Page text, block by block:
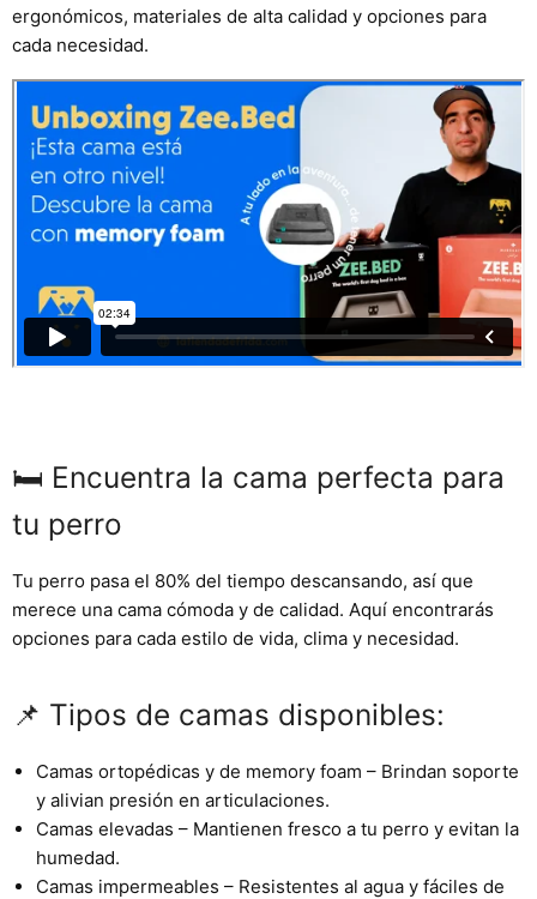
ergonómicos, materiales de alta calidad y opciones para
cada necesidad.
🛏️ Encuentra la cama perfecta para
tu perro
Tu perro pasa el 80% del tiempo descansando, así que
merece una cama cómoda y de calidad. Aquí encontrarás
opciones para cada estilo de vida, clima y necesidad.
📌 Tipos de camas disponibles:
Camas ortopédicas y de memory foam – Brindan soporte
y alivian presión en articulaciones.
Camas elevadas – Mantienen fresco a tu perro y evitan la
humedad.
Camas impermeables – Resistentes al agua y fáciles de